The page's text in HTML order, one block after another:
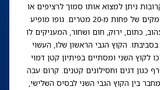
קרובות ניתן למצוא אותו סמוך לרציפים או
מוסתר בין ספוגים בעומקים של פחות מ-20 מטרים. גופו מופיע
כתום, ירוק, חום ושחור, המעניקים לו
הקוץ הגבי הראשון שלו, העשוי
לקוץ השני ומסתיים בפיתיון קטן דמוי
כגון דגים וחסילונים קטנים. קרום עבה
בין הקוץ הגבי השני לבסיס השלישי,